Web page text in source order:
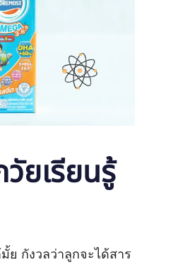
ยเรียนรู้
ย กังวลว่าลูกจะได้สาร